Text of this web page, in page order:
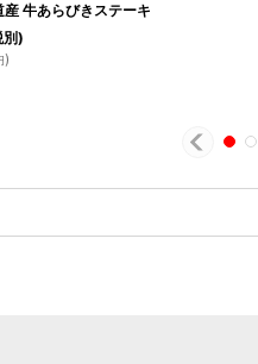
産 牛あらびきステーキ
)
)